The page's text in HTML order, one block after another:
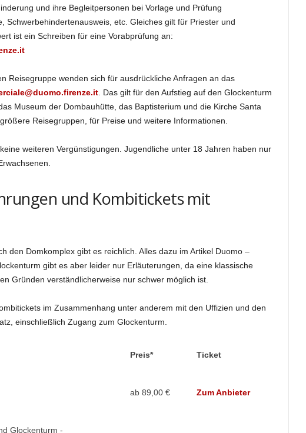
und ihre Begleitpersonen bei Vorlage und Prüfung
Schwerbehindertenausweis, etc. Gleiches gilt für Priester und
ist ein Schreiben für eine Vorabprüfung an:
Reisegruppe wenden sich für ausdrückliche Anfragen an das
. Das gilt für den Aufstieg auf den Glockenturm
Museum der Dombauhütte, das Baptisterium und die Kirche Santa
Reisegruppen, für Preise und weitere Informationen.
weiteren Vergünstigungen. Jugendliche unter 18 Jahren haben nur
und Kombitickets mit
den Domkomplex gibt es reichlich. Alles dazu im Artikel Duomo –
gibt es aber leider nur Erläuterungen, da eine klassische
Gründen verständlicherweise nur schwer möglich ist.
im Zusammenhang unter anderem mit den Uffizien und den
einschließlich Zugang zum Glockenturm.
Preis* Ticket
ab 89,00 € Zum Anbieter
Glockenturm -